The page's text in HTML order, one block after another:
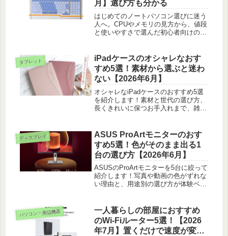
月】選び方も分かる
はじめてのノートパソコン選びに迷う
人へ。CPUやメモリの見方から、値段
と使いやすさで選んだ初心者向けの7
タブレット
iPadケースのオシャレなおす
すめ5選！素材から選ぶと迷わ
ない【2026年6月】
オシャレなiPadケースのおすすめ5選
を紹介します！素材と世代の選び方、
長くきれいに保つお手入れまで、雑貨
ディスプレイ
ASUS ProArtモニターのおす
すめ5選！色がそのまま出る1
台の選び方【2026年6月】
ASUSのProArtモニターを5台に絞って
紹介します！写真や動画の色がずれな
い理由と、用途別の選び方が体験ベー
パソコン・周辺機器
一人暮らしの部屋におすすめ
のWi-Fiルーター5選！【2026
年7月】置くだけで速度が変わ